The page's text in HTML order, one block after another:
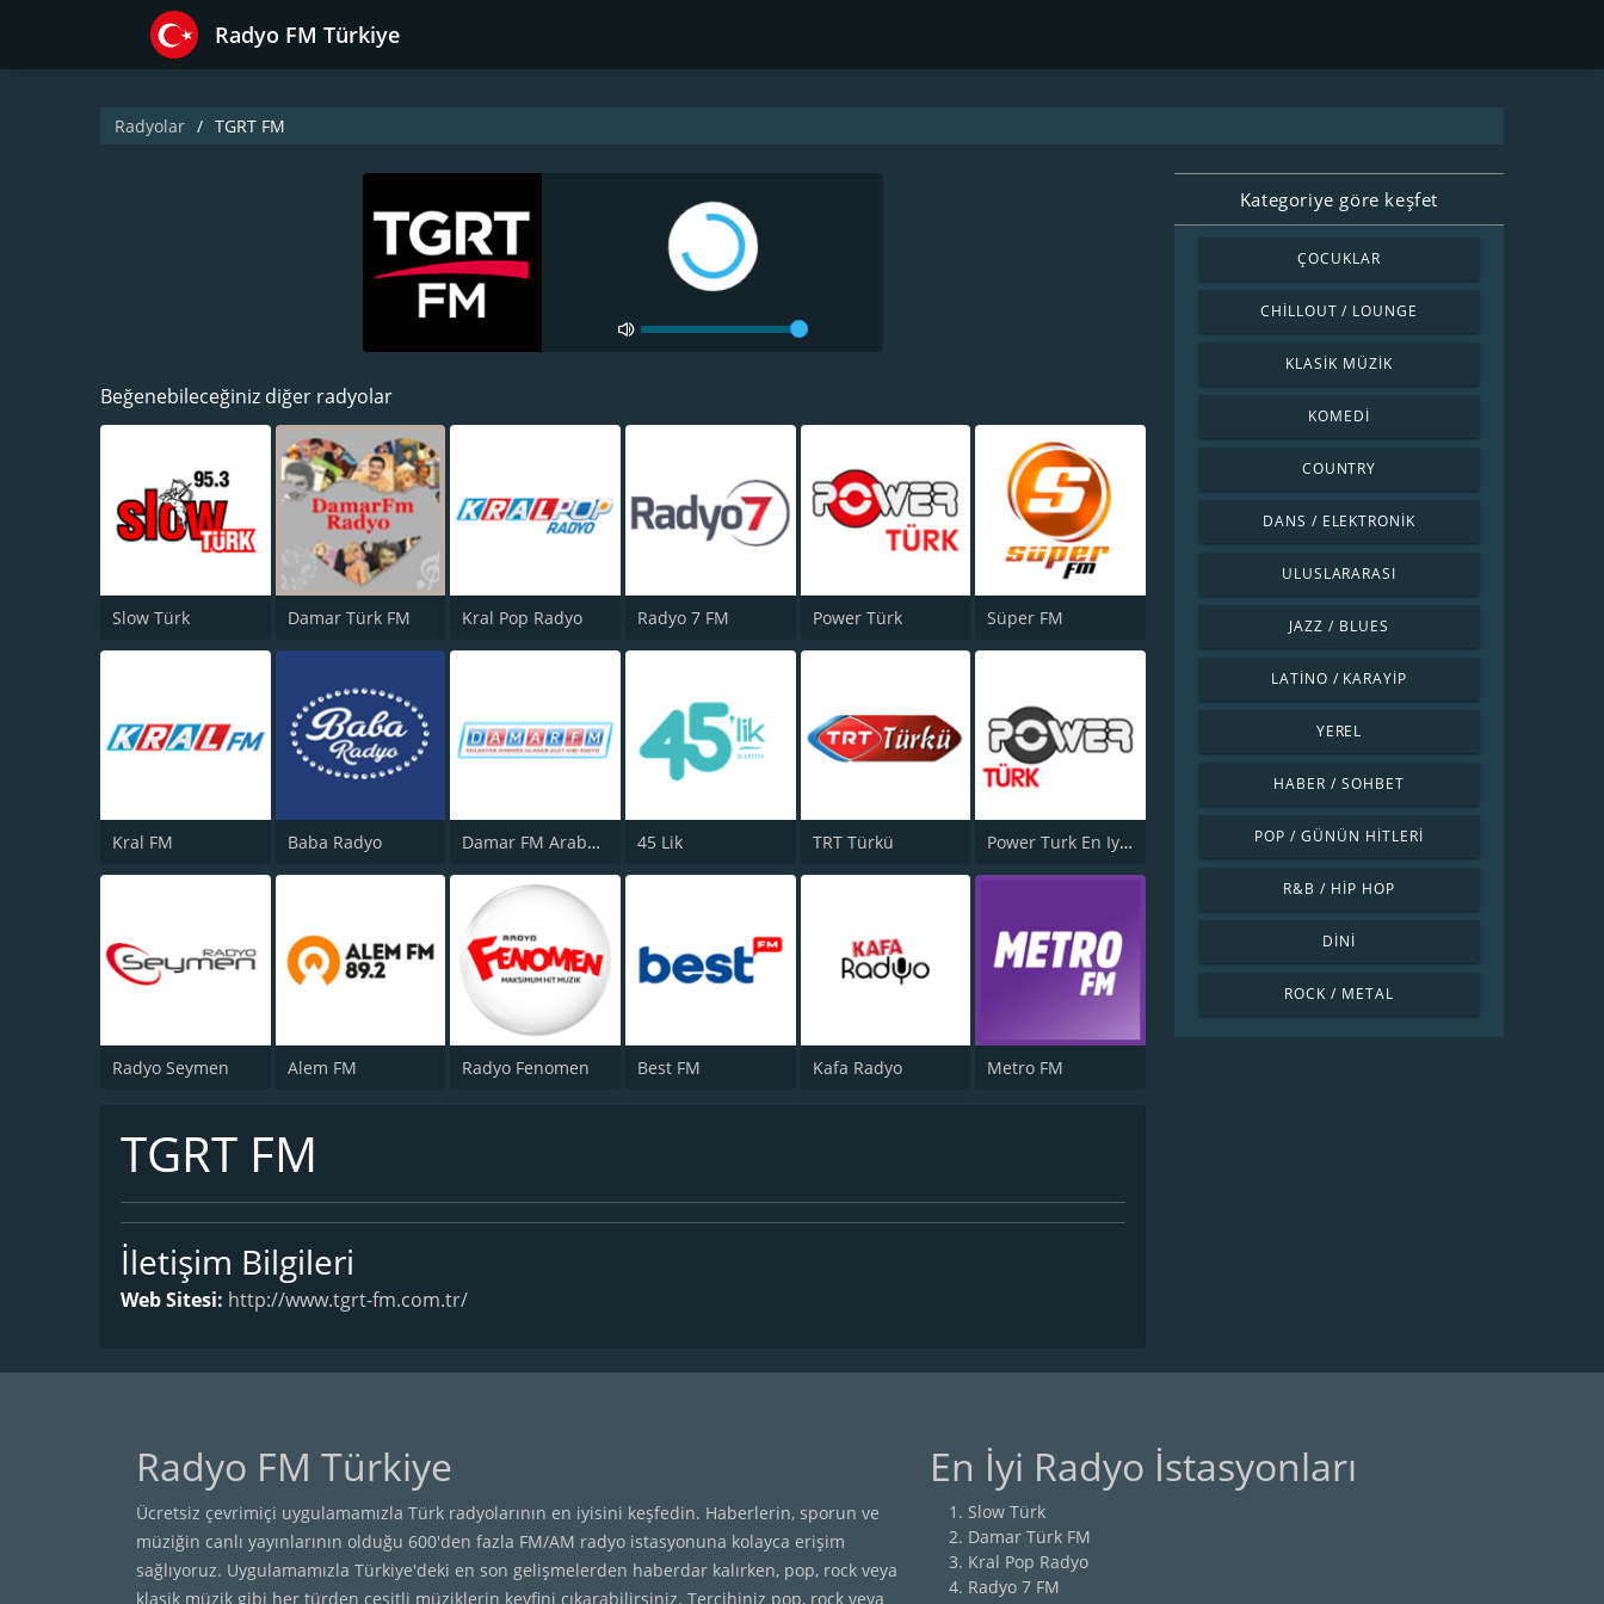
Radyo FM Türkiye
Radyolar TGRT FM
Beğenebileceğiniz diğer radyolar
Slow Türk Damar Türk FM Kral Pop Radyo Radyo 7 FM Power Türk Süper FM
Kral FM Baba Radyo Damar FM Arabesk Radyo 45 Lik TRT Türkü Power Turk En Iyiler
Radyo Seymen Alem FM Radyo Fenomen Best FM Kafa Radyo Metro FM
TGRT FM
İletişim Bilgileri
Web Sitesi: http://www.tgrt-fm.com.tr/
Kategoriye göre keşfet
ÇOCUKLAR
CHILLOUT / LOUNGE
KLASIK MÜZIK
KOMEDI
COUNTRY
DANS / ELEKTRONIK
ULUSLARARASI
JAZZ / BLUES
LATINO / KARAYIP
YEREL
HABER / SOHBET
POP / GÜNÜN HITLERI
R&B / HIP HOP
DINI
ROCK / METAL
Radyo FM Türkiye
Ücretsiz çevrimiçi uygulamamızla Türk radyolarının en iyisini keşfedin. Haberlerin, sporun ve
müziğin canlı yayınlarının olduğu 600'den fazla FM/AM radyo istasyonuna kolayca erişim
sağlıyoruz. Uygulamamızla Türkiye'deki en son gelişmelerden haberdar kalırken, pop, rock veya
klasik müzik gibi her türden çeşitli müziklerin keyfini çıkarabilirsiniz. Tercihiniz pop, rock veya
En İyi Radyo İstasyonları
Slow Türk
Damar Türk FM
Kral Pop Radyo
Radyo 7 FM